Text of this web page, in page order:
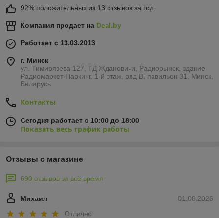
92% положительных из 13 отзывов за год
Компания продает на Deal.by
Работает с 13.03.2013
г. Минск
ул. Тимирязева 127, ТД Ждановичи, Радиорынок, здание
Радиомаркет-Паркинг, 1-й этаж, ряд В, павильон 31, Минск,
Беларусь
Контакты
Сегодня работает с 10:00 до 18:00
Показать весь график работы
Отзывы о магазине
690 отзывов за всё время
01.08.2026
Михаил
Отлично